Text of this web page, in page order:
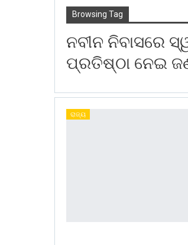
Browsing Tag
ନବୀନ ନିବାସରେ
ପ୍ରତିଷ୍ଠା ନେଇ
ରାଜ୍ୟ